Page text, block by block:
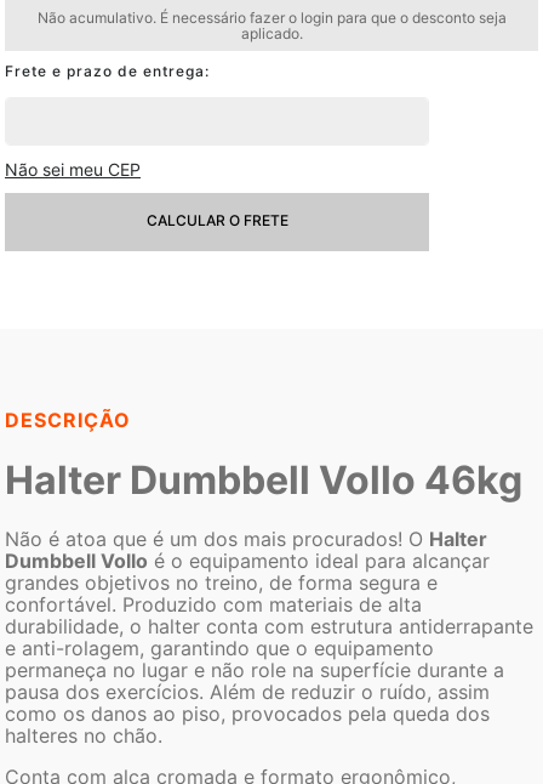
Não acumulativo. É necessário fazer o login para que o desconto seja
aplicado.
Não sei meu CEP
CALCULAR O FRETE
DESCRIÇÃO
Halter Dumbbell Vollo 46kg
Não é atoa que é um dos mais procurados! O Halter
Dumbbell Vollo é o equipamento ideal para alcançar
grandes objetivos no treino, de forma segura e
confortável. Produzido com materiais de alta
durabilidade, o halter conta com estrutura antiderrapante
e anti-rolagem, garantindo que o equipamento
permaneça no lugar e não role na superfície durante a
pausa dos exercícios. Além de reduzir o ruído, assim
como os danos ao piso, provocados pela queda dos
halteres no chão.
Conta com alça cromada e formato ergonômico,